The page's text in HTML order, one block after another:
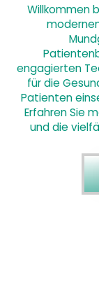
Willkommen
engagierten
für die
Patienten
Erfahren Sie
und die